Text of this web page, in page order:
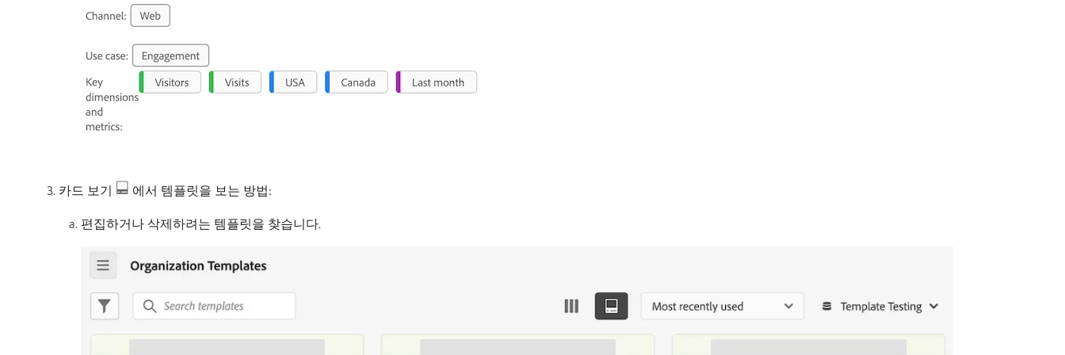
카드 보기 에서 템플릿을 보는 방법:
편집하거나 삭제하려는 템플릿을 찾습니다.